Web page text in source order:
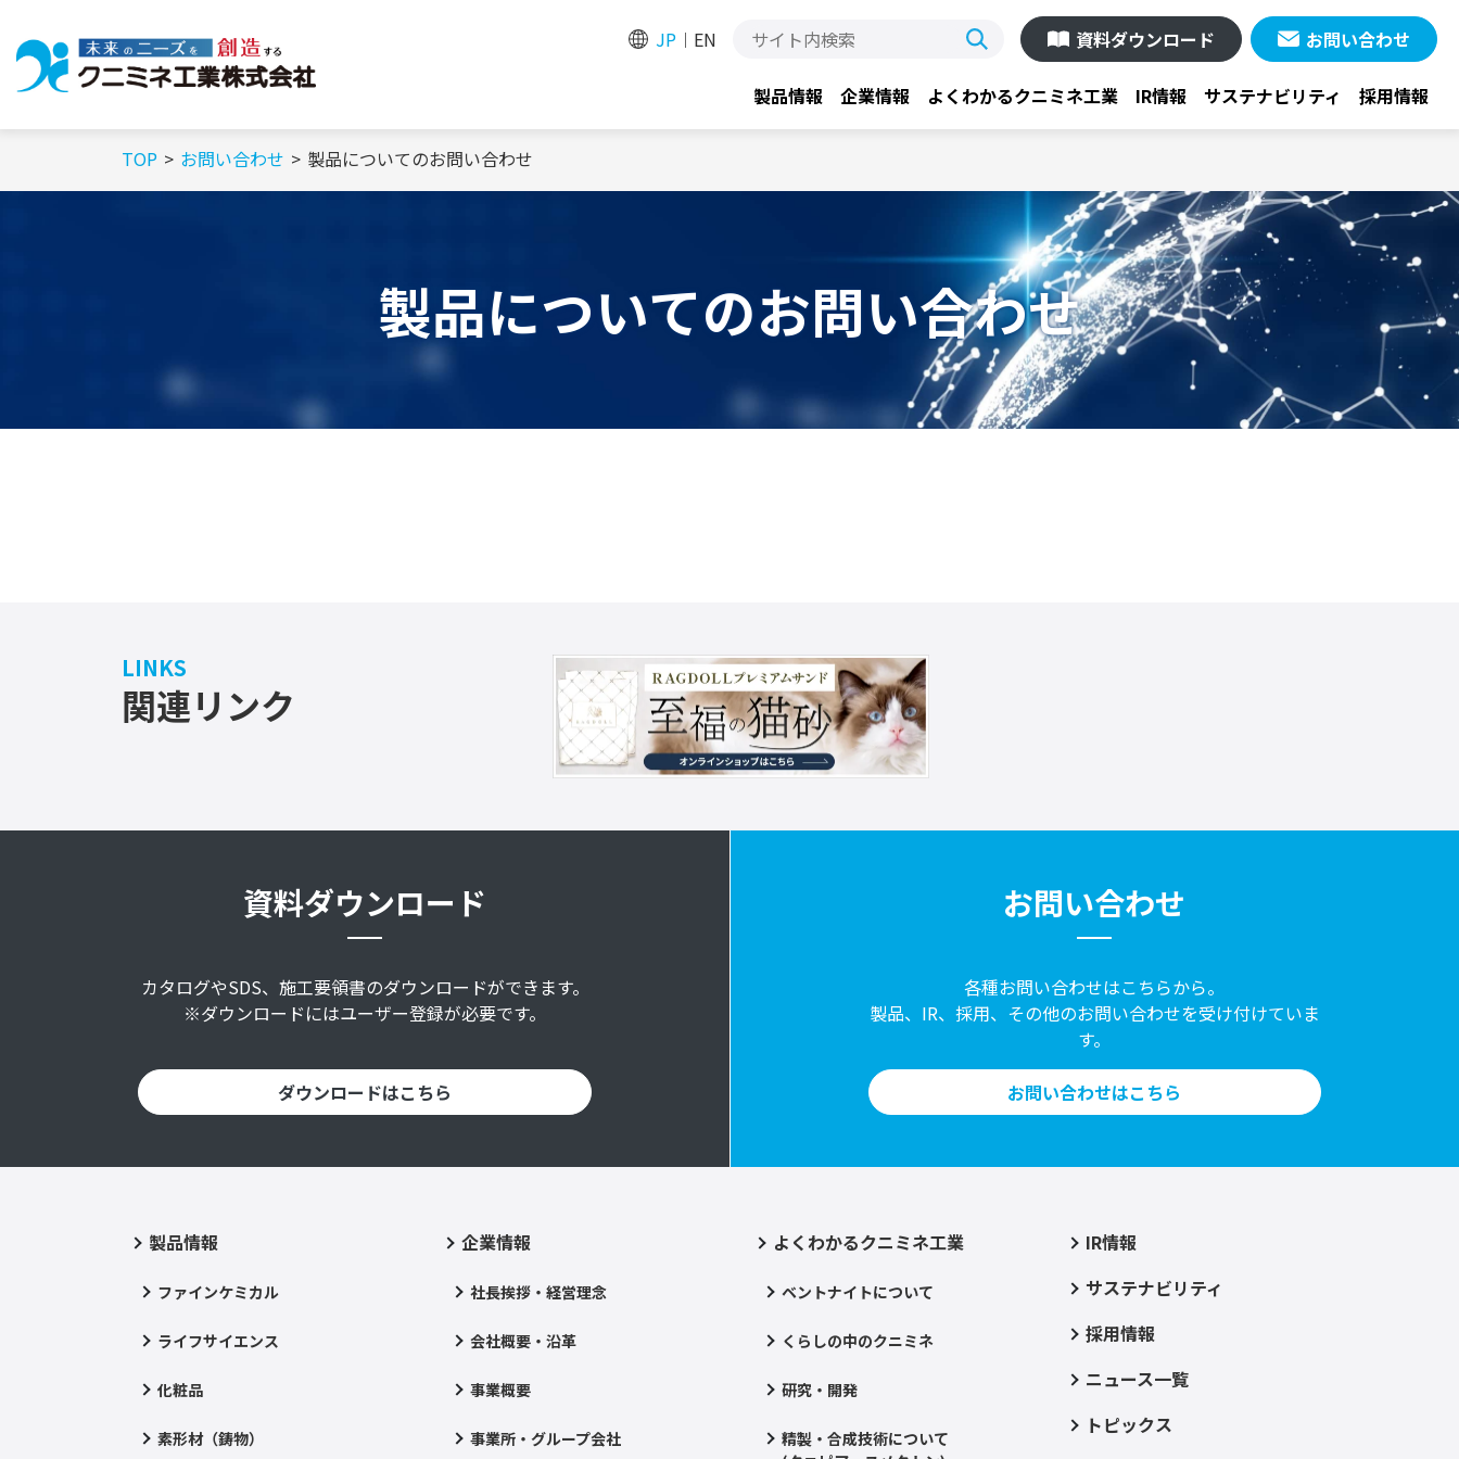
JP EN 資料ダウンロード お問い合わせ
製品情報 企業情報 よくわかるクニミネ工業 IR情報 サステナビリティ 採用情報
TOP お問い合わせ 製品についてのお問い合わせ
製品についてのお問い合わせ
LINKS
関連リンク
資料ダウンロード
カタログやSDS、施工要領書のダウンロードができます。
※ダウンロードにはユーザー登録が必要です。
ダウンロードはこちら
お問い合わせ
各種お問い合わせはこちらから。
製品、IR、採用、その他のお問い合わせを受け付けていま
す。
お問い合わせはこちら
製品情報
ファインケミカル
ライフサイエンス
化粧品
素形材（鋳物）
企業情報
社長挨拶・経営理念
会社概要・沿革
事業概要
事業所・グループ会社
よくわかるクニミネ工業
ベントナイトについて
くらしの中のクニミネ
研究・開発
精製・合成技術について
IR情報
サステナビリティ
採用情報
ニュース一覧
トピックス